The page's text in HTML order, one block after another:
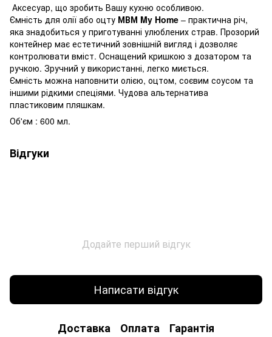
Аксесуар, що зробить Вашу кухню особливою.
Ємність для олії або оцту МВМ My Home – практична річ,
яка знадобиться у приготуванні улюблених страв. Прозорий
контейнер має естетичний зовнішній вигляд і дозволяє
контролювати вміст. Оснащений кришкою з дозатором та
ручкою. Зручний у використанні, легко миється.
Ємність можна наповнити олією, оцтом, соєвим соусом та
іншими рідкими спеціями. Чудова альтернатива
пластиковим пляшкам.
Об'єм : 600 мл.
Відгуки
Додайте перший відгук
Написати відгук
Доставка Оплата Гарантія